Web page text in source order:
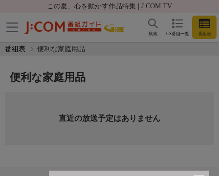
この夏、心を動かす作品特集 | J:COM TV
CS番組一覧 番組表
検索
番組表 便利な家庭用品
便利な家庭用品
直近の放送予定はありません